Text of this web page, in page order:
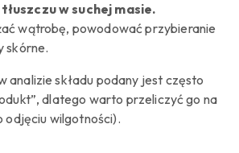
w suchej masie.
wątrobę, powodować przybieranie
skórne.
analizie składu podany jest często
dlatego warto przeliczyć go na
odjęciu wilgotności).